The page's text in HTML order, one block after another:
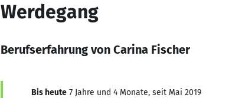
Werdegang
Berufserfahrung von Carina Fischer
Bis heute 7 Jahre und 4 Monate, seit Mai 2019